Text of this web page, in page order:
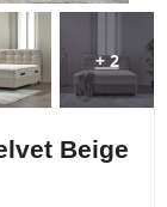
+ 2
Beige